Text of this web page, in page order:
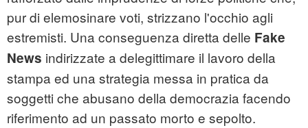
pur di elemosinare voti, strizzano l'occhio agli
estremisti. Una conseguenza diretta delle Fake
News indirizzate a delegittimare il lavoro della
stampa ed una strategia messa in pratica da
soggetti che abusano della democrazia facendo
riferimento ad un passato morto e sepolto.